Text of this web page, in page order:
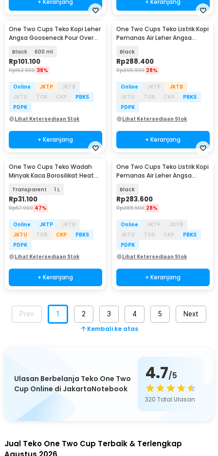
One Two Cups Teko Kopi Leher
Angsa Gooseneck Pour Over
Black 600 ml
Rp101.100
Rp162.900 38%
Online JKTP
JKTB
JKTU
TGR CKP
PBKS
PDPK
Lihat Ketersediaan Stok
+ Keranjang
One Two Cups Teko Listrik Kopi
Pemanas Air Leher Angsa
Black
Rp288.400
Rp395.900 28%
Online JKTP
JKTB
JKTU
TGR CKP
PBKS
PDPK
Lihat Ketersediaan Stok
+ Keranjang
One Two Cups Teko Wadah
Minyak Kaca Borosilikat Heat
Transparent 1 L
Rp31.100
Rp57.900 47%
Online JKTP
JKTB
JKTU
TGR CKP
PBKS
PDPK
Lihat Ketersediaan Stok
+ Keranjang
One Two Cups Teko Listrik Kopi
Pemanas Air Leher Angsa
Black
Rp283.600
Rp388.900 28%
Online JKTP
JKTB
JKTU
TGR CKP
PBKS
PDPK
Lihat Ketersediaan Stok
+ Keranjang
Prev 1 2 3 4 5 Next
Kembali ke atas
Ulasan Berbelanja Teko One Two
Cup Online di JakartaNotebook
4.7/5
320 Total Ulasan
Jual Teko One Two Cup Terbaik & Terlengkap